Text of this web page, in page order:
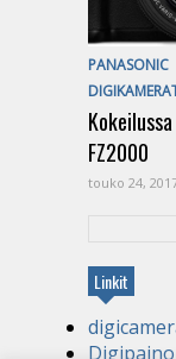
PANASONIC
FZ2000
touko 24,
Linkit
Digipaino